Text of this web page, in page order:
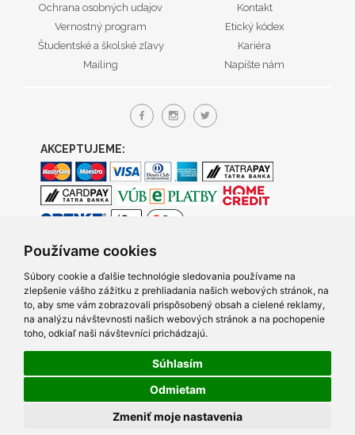
Používame cookies
Súbory cookie a ďalšie technológie sledovania používame na
zlepšenie vášho zážitku z prehliadania našich webových stránok, na
to, aby sme vám zobrazovali prispôsobený obsah a cielené reklamy,
na analýzu návštevnosti našich webových stránok a na pochopenie
toho, odkiaľ naši návštevníci prichádzajú.
Súhlasím
Odmietam
Zmeniť moje nastavenia
Ochrana osobných udajov
Vernostný program
Študentské a školské zľavy
Mailing
Kontakt
Etický kódex
Kariéra
Napíšte nám
AKCEPTUJEME:
© 2005- 2026 TRACO Computers s.r.o., Všetky práva vyhradené.
Created by Q7 digital media s.r.o.|Napíšte námv prípade
problémov s prezeraním našich stránok.